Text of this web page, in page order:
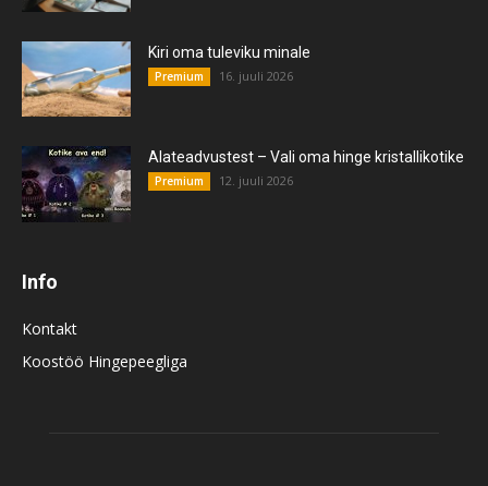
Kiri oma tuleviku minale
Premium 16. juuli 2026
Alateadvustest – Vali oma hinge kristallikotike
Premium 12. juuli 2026
Info
Kontakt
Koostöö Hingepeegliga